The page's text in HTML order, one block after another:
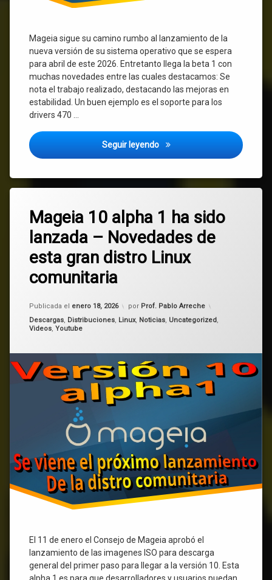
Mageia sigue su camino rumbo al lanzamiento de la
nueva versión de su sistema operativo que se espera
para abril de este 2026. Entretanto llega la beta 1 con
muchas novedades entre las cuales destacamos: Se
nota el trabajo realizado, destacando las mejoras en
estabilidad. Un buen ejemplo es el soporte para los
drivers 470 …
Seguir leyendo Mageia Linux 10 beta 1 –
Mageia 10 alpha 1 ha sido
lanzada – Novedades de
esta gran distro Linux
comunitaria
Publicada el enero 18, 2026
Actualizado el enero 18, 2026
por Prof. Pablo Arreche
Categorías:
Descargas, Distribuciones, Linux, Noticias, Uncategorized,
Videos, Youtube
El 11 de enero el Consejo de Mageia aprobó el
lanzamiento de las imagenes ISO para descarga
general del primer paso para llegar a la versión 10. Esta
alpha
comunitaria
Linux
10
un
comentario
en
Mageia
10
alpha
1
lanzada
–
Novedades
esta
gran
distro
comunitaria